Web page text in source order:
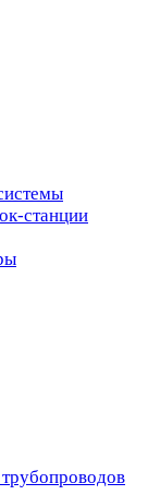
станции